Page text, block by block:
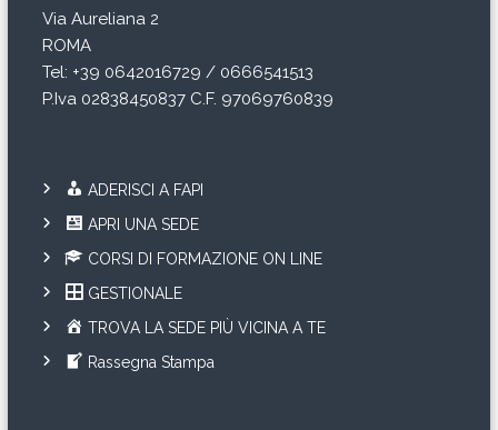
Via Aureliana 2
ROMA
Tel: +39 0642016729 / 0666541513
P.Iva 02838450837 C.F. 97069760839
ADERISCI A FAPI
APRI UNA SEDE
CORSI DI FORMAZIONE ON LINE
GESTIONALE
TROVA LA SEDE PIÙ VICINA A TE
Rassegna Stampa